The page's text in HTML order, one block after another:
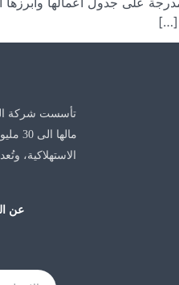
[…]
الاستهلاكية،
عن